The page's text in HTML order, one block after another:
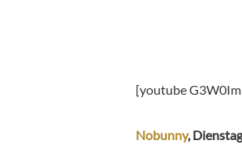
[youtube
Nobunny,